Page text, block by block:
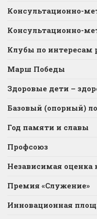
Консультационно-
Консультационно-
Клубы по интересам
Марш Победы
Здоровые дети –
Базовый (опорный)
Год памяти и славы
Профсоюз
Независимая оценка
Премия «Служение»
Инновационная